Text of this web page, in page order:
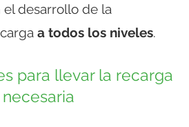
desarrollo de la
a todos los niveles.
para llevar la recarga